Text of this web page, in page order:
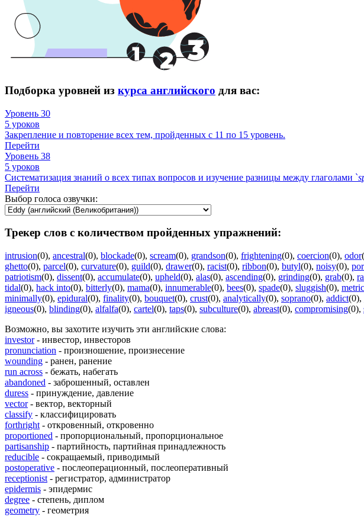
Подборка уровней из курса английского для вас:
Уровень 30
5 уроков
Закрепление и повторение всех тем, пройденных с 11 по 15 уровень.
Перейти
Уровень 38
5 уроков
Систематизация знаний о всех типах вопросов и изучение разницы между глаголами `
Перейти
Выбор голоса озвучки:
Трекер слов с количеством пройденных упражнений:
intrusion(0), ancestral(0), blockade(0), scream(0), grandson(0), frightening(0), coercion(0), odor
ghetto(0), parcel(0), curvature(0), guild(0), drawer(0), racist(0), ribbon(0), butyl(0), noisy(0),
patriotism(0), dissent(0), accumulate(0), upheld(0), alas(0), ascending(0), grinding(0), grab(0),
tidal(0), hack into(0), bitterly(0), mama(0), innumerable(0), bees(0), spade(0), sluggish(0),
minimally(0), epidural(0), finality(0), bouquet(0), crust(0), analytically(0), soprano(0), addict(0),
igneous(0), blinding(0), alfalfa(0), cartel(0), taps(0), subculture(0), abreast(0), compromising(0),
Возможно, вы захотите изучить эти английские слова:
investor- инвестор, инвесторов
pronunciation - произношение, произнесение
wounding - ранен, ранение
run across - бежать, набегать
abandoned - заброшенный, оставлен
duress - принуждение, давление
vector- вектор, векторный
classify - классифицировать
forthright - откровенный, откровенно
proportioned - пропорциональный, пропорциональное
partisanship - партийность, партийная принадлежность
reducible - сокращаемый, приводимый
postoperative - послеоперационный, послеоперативный
receptionist - регистратор, администратор
epidermis - эпидермис
degree - степень, диплом
geometry - геометрия